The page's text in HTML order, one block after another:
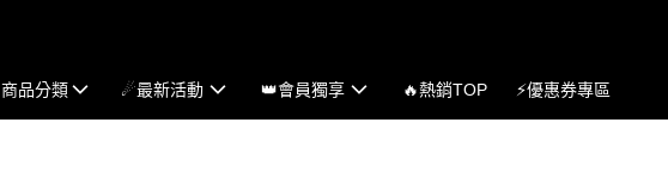
商品分類 ☄最新活動 👑會員獨享 🔥熱銷TOP ⚡優惠券專區